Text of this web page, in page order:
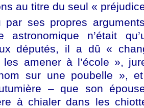
au titre du seul «
par ses propres
astronomique n’était
députés, il a dû «
les amener à l’école »,
sur une poubelle »,
– que son
à chialer dans les